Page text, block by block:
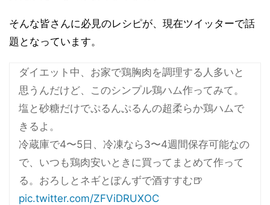
そんな皆さんに必見のレシピが、現在ツイッターで話
題となっています。
ダイエット中、お家で鶏胸肉を調理する人多いと
思うんだけど、このシンプル鶏ハム作ってみて。
塩と砂糖だけでぷるんぷるんの超柔らか鶏ハムで
きるよ。
冷蔵庫で4〜5日、冷凍なら3〜4週間保存可能なの
で、いつも鶏肉安いときに買ってまとめて作って
る。おろしとネギとぽんずで酒すすむ🍺
pic.twitter.com/ZFViDRUXOC